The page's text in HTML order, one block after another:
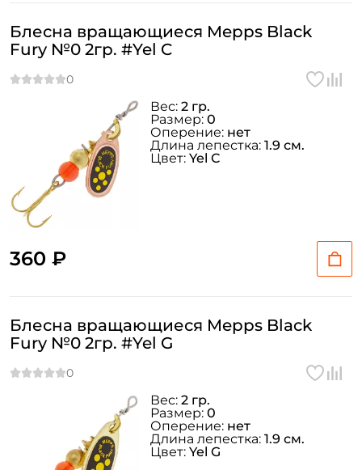
Блесна вращающиеся Mepps Black
Fury №0 2гр. #Yel C
360 ₽
Вес: 2 гр.
Размер: 0
Оперение: нет
Длина лепестка: 1.9 см.
Цвет: Yel C
Блесна вращающиеся Mepps Black
Fury №0 2гр. #Yel G
Вес: 2 гр.
Размер: 0
Оперение: нет
Длина лепестка: 1.9 см.
Цвет: Yel G